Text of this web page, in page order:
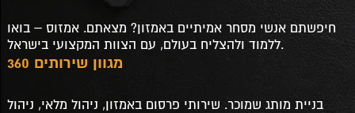
חיפשתם אנשי מסחר אמיתיים באמזון? מצאתם. אמזוס – בואו
ללמוד ולהצליח בעולם, עם הצוות המקצועי בישראל.
מגוון שירותים 360
בניית מותג שמוכר. שירותי פרסום באמזון, ניהול מלאי, ניהול